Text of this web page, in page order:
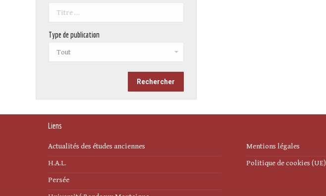
Type de publication
Liens
Actualités des études anciennes
H.A.L.
Persée
Mentions légales
Politique de cookies (UE)